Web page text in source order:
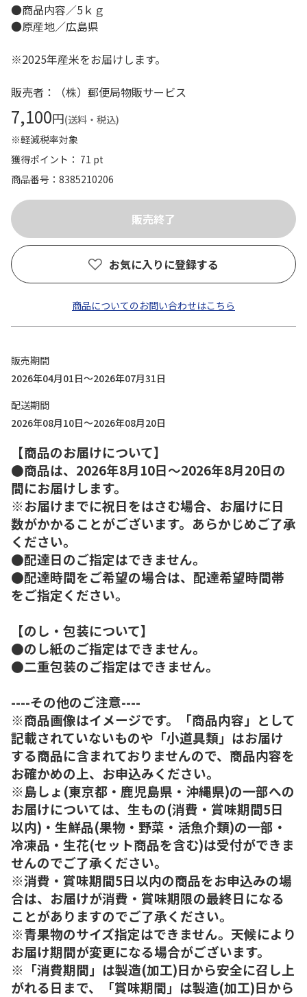
●商品内容／5ｋｇ
●原産地／広島県
※2025年産米をお届けします。
販売者：（株）郵便局物販サービス
7,100円(送料・税込)
※軽減税率対象
獲得ポイント： 71 pt
商品番号
8385210206
お気に入りに登録する
商品についてのお問い合わせはこちら
販売期間
2026年04月01日～2026年07月31日
配送期間
2026年08月10日～2026年08月20日
【商品のお届けについて】
●商品は、2026年8月10日～2026年8月20日の
間にお届けします。
※お届けまでに祝日をはさむ場合、お届けに日
数がかかることがございます。あらかじめご了承
ください。
●配達日のご指定はできません。
●配達時間をご希望の場合は、配達希望時間帯
をご指定ください。
【のし・包装について】
●のし紙のご指定はできません。
●二重包装のご指定はできません。
----その他のご注意----
※商品画像はイメージです。「商品内容」として
記載されていないものや「小道具類」はお届け
する商品に含まれておりませんので、商品内容を
お確かめの上、お申込みください。
※島しょ(東京都・鹿児島県・沖縄県)の一部への
お届けについては、生もの(消費・賞味期間5日
以内)・生鮮品(果物・野菜・活魚介類)の一部・
冷凍品・生花(セット商品を含む)は受付ができま
せんのでご了承ください。
※消費・賞味期間5日以内の商品をお申込みの場
合は、お届けが消費・賞味期限の最終日になる
ことがありますのでご了承ください。
※青果物のサイズ指定はできません。天候により
お届け期間が変更になる場合がございます。
※「消費期間」は製造(加工)日から安全に召し上
がれる日まで、「賞味期間」は製造(加工)日から